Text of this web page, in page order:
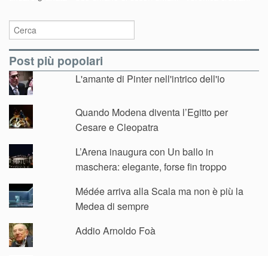
Post più popolari
L'amante di Pinter nell'intrico dell'io
Quando Modena diventa l’Egitto per
Cesare e Cleopatra
L’Arena inaugura con Un ballo in
maschera: elegante, forse fin troppo
Médée arriva alla Scala ma non è più la
Medea di sempre
Addio Arnoldo Foà